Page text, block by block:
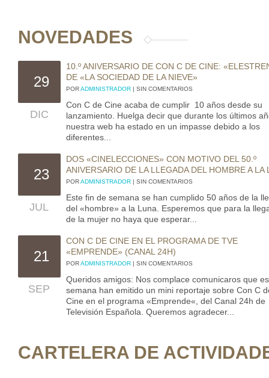
NOVEDADES
29
DIC
10.º ANIVERSARIO DE CON C DE CINE:
DE «LA SOCIEDAD DE LA NIEVE»
PORADMINISTRADOR| SIN COMENTARIOS
Con C de Cine acaba de cumplir 10 años desde su
lanzamiento. Huelga decir que durante los últimos
nuestra web ha estado en un impasse debido a los
diferentes...
23
JUL
DOS «CINELECCIONES» CON MOTIVO DEL 50.º
ANIVERSARIO DE LA LLEGADA DEL HOMBRE A LA
PORADMINISTRADOR| SIN COMENTARIOS
Este fin de semana se han cumplido 50 años de la
del «hombre» a la Luna. Esperemos que para la
de la mujer no haya que esperar...
21
SEP
CON C DE CINE EN EL PROGRAMA DE TVE
«EMPRENDE» (CANAL 24H)
PORADMINISTRADOR| SIN COMENTARIOS
Queridos amigos: Nos complace comunicaros que
semana han emitido un mini reportaje sobre Con C
Cine en el programa «Emprende«, del Canal 24h de
Televisión Española. Queremos agradecer...
CARTELERA DE